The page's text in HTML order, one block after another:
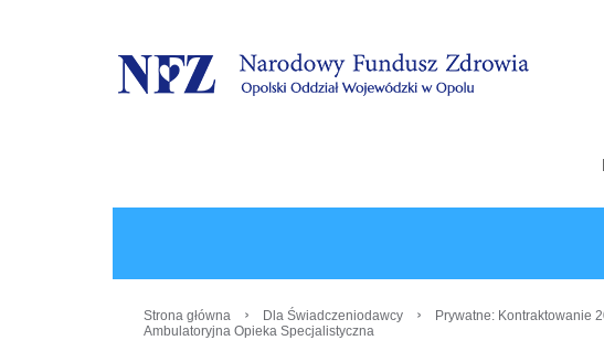
.
Strona główna › Dla Świadczeniodawcy › Prywatne: Kontraktowanie
Ambulatoryjna Opieka Specjalistyczna